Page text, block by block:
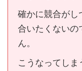
確かに競合がし
合いたくないの
ん。
こうなってしま